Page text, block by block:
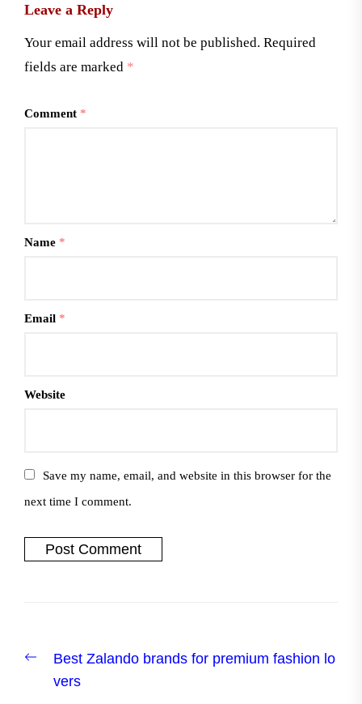
Leave a Reply
Your email address will not be published. Required
fields are marked *
Comment *
Name *
Email *
Website
Save my name, email, and website in this browser for the
next time I comment.
navigation
Previous
post:
Best Zalando brands for premium fashion lo
vers